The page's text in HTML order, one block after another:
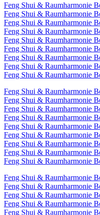
Feng Shui & Raumharmonie
Feng Shui & Raumharmonie
Feng Shui & Raumharmonie
Feng Shui & Raumharmonie
Feng Shui & Raumharmonie
Feng Shui & Raumharmonie
Feng Shui & Raumharmonie
Feng Shui & Raumharmonie
Feng Shui & Raumharmonie
Feng Shui & Raumharmonie
Feng Shui & Raumharmonie
Feng Shui & Raumharmonie
Feng Shui & Raumharmonie
Feng Shui & Raumharmonie
Feng Shui & Raumharmonie
Feng Shui & Raumharmonie
Feng Shui & Raumharmonie
Feng Shui & Raumharmonie
Feng Shui & Raumharmonie
Feng Shui & Raumharmonie
Feng Shui & Raumharmonie
Feng Shui & Raumharmonie
Feng Shui & Raumharmonie